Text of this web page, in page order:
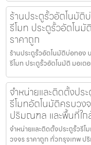
ร้านประตูรั้วอัตโนมั
รีโมท ประตูรั้วอัตโน
ราคาถูก
ร้านประตูรั้วอัตโนมัติบ่อทอง
รีโมท ประตูรั้วอัตโนมัติ มอเต
จำหน่ายและติดตั้งปร
รีโมทอัตโนมัติครบวง
ปริมณฑล และพื้นที่ใก
จำหน่ายและติดตั้งประตูรั้วรี
วงจร ราคาถูก ทั่วกรุงเทพ ป